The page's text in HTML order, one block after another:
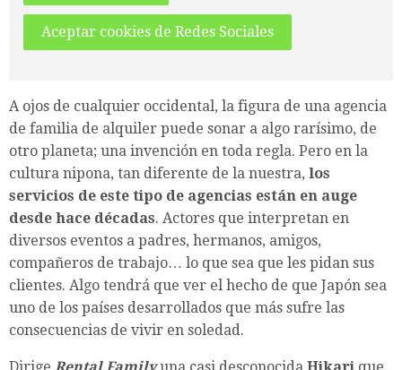
Aceptar cookies de Redes Sociales
A ojos de cualquier occidental, la figura de una agencia
de familia de alquiler puede sonar a algo rarísimo, de
otro planeta; una invención en toda regla. Pero en la
cultura nipona, tan diferente de la nuestra, los
servicios de este tipo de agencias están en auge
desde hace décadas. Actores que interpretan en
diversos eventos a padres, hermanos, amigos,
compañeros de trabajo… lo que sea que les pidan sus
clientes. Algo tendrá que ver el hecho de que Japón sea
uno de los países desarrollados que más sufre las
consecuencias de vivir en soledad.